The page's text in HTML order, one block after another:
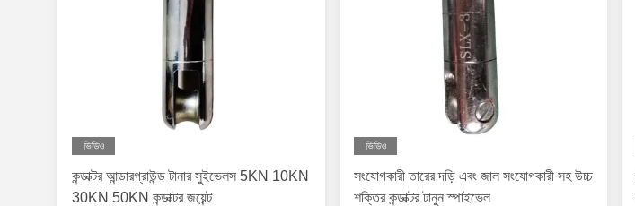
ভিডিও
কন্ডাক্টর আন্ডারগ্রাউন্ড টানার সুইভেলস 5KN 10KN
30KN 50KN কন্ডাক্টর জয়েন্ট
ভিডিও
সংযোগকারী তারের দড়ি এবং জাল সংযোগকারী সহ উচ্চ
শক্তির কন্ডাক্টর টানুন স্পাইভেল